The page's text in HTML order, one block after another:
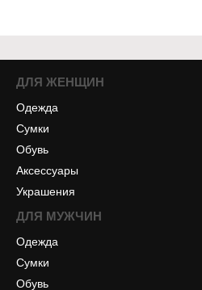
ДЛЯ ЖЕНЩИН
Одежда
Сумки
Обувь
Аксессуары
Украшения
ДЛЯ МУЖЧИН
Одежда
Сумки
Обувь